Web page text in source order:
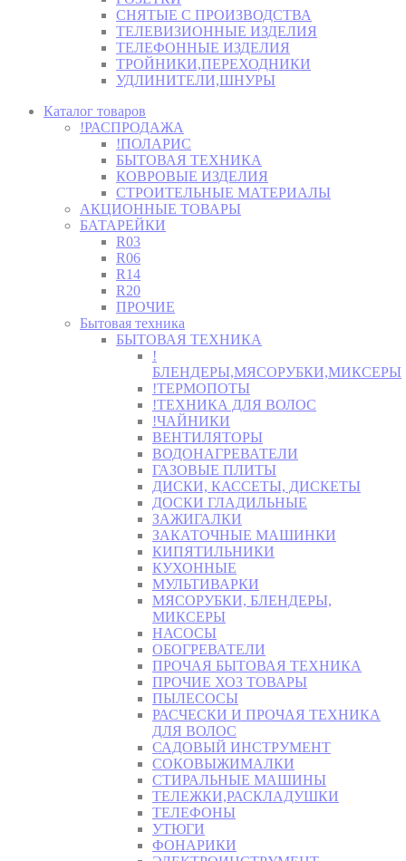
СНЯТЫЕ С ПРОИЗВОДСТВА
ТЕЛЕВИЗИОННЫЕ ИЗДЕЛИЯ
ТЕЛЕФОННЫЕ ИЗДЕЛИЯ
ТРОЙНИКИ,ПЕРЕХОДНИКИ
УДЛИНИТЕЛИ,ШНУРЫ
Каталог товаров
!РАСПРОДАЖА
!ПОЛАРИС
БЫТОВАЯ ТЕХНИКА
КОВРОВЫЕ ИЗДЕЛИЯ
СТРОИТЕЛЬНЫЕ МАТЕРИАЛЫ
АКЦИОННЫЕ ТОВАРЫ
БАТАРЕЙКИ
R03
R06
R14
R20
ПРОЧИЕ
Бытовая техника
БЫТОВАЯ ТЕХНИКА
!
БЛЕНДЕРЫ,МЯСОРУБКИ,МИКСЕРЫ
!ТЕРМОПОТЫ
!ТЕХНИКА ДЛЯ ВОЛОС
!ЧАЙНИКИ
ВЕНТИЛЯТОРЫ
ВОДОНАГРЕВАТЕЛИ
ГАЗОВЫЕ ПЛИТЫ
ДИСКИ, КАССЕТЫ, ДИСКЕТЫ
ДОСКИ ГЛАДИЛЬНЫЕ
ЗАЖИГАЛКИ
ЗАКАТОЧНЫЕ МАШИНКИ
КИПЯТИЛЬНИКИ
КУХОННЫЕ
МУЛЬТИВАРКИ
МЯСОРУБКИ, БЛЕНДЕРЫ,
МИКСЕРЫ
НАСОСЫ
ОБОГРЕВАТЕЛИ
ПРОЧАЯ БЫТОВАЯ ТЕХНИКА
ПРОЧИЕ ХОЗ ТОВАРЫ
ПЫЛЕСОСЫ
РАСЧЕСКИ И ПРОЧАЯ ТЕХНИКА
ДЛЯ ВОЛОС
САДОВЫЙ ИНСТРУМЕНТ
СОКОВЫЖИМАЛКИ
СТИРАЛЬНЫЕ МАШИНЫ
ТЕЛЕЖКИ,РАСКЛАДУШКИ
ТЕЛЕФОНЫ
УТЮГИ
ФОНАРИКИ